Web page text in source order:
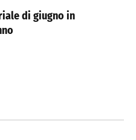
di giugno in